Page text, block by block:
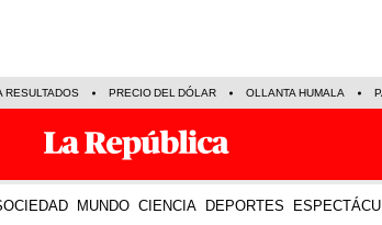
SOCIEDAD MUNDO CIENCIA DEPORTES
TE